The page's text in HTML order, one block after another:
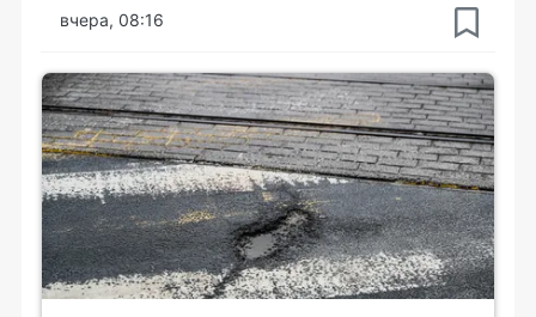
вчера, 08:16